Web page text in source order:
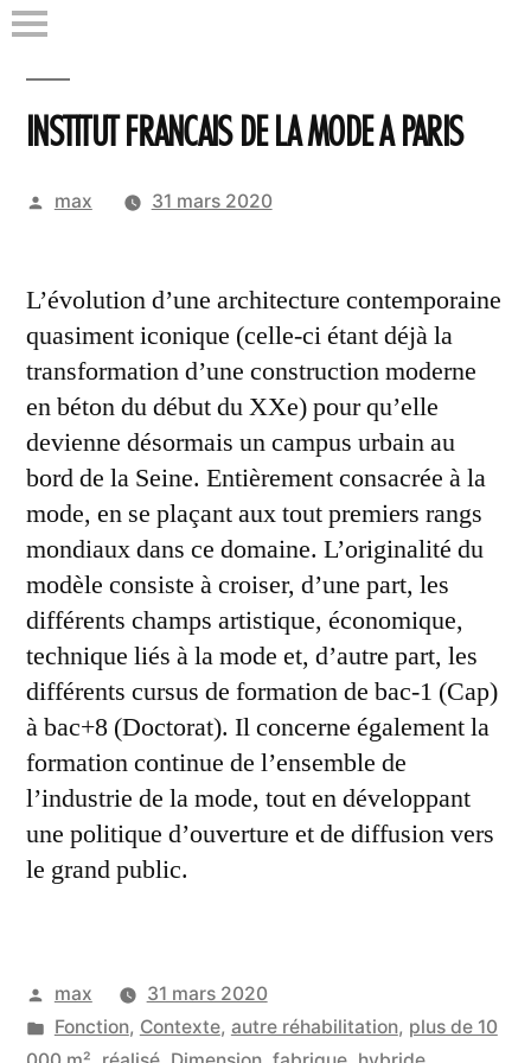
Aller
contenuINSTITUT FRANCAIS DE LA MODE A PARIS
Publié
max 31 mars 2020
L’évolution d’une architecture contemporaine
quasiment iconique (celle-ci étant déjà la
transformation d’une construction moderne
en béton du début du XXe) pour qu’elle
devienne désormais un campus urbain au
bord de la Seine. Entièrement consacrée à la
mode, en se plaçant aux tout premiers rangs
mondiaux dans ce domaine. L’originalité du
modèle consiste à croiser, d’une part, les
différents champs artistique, économique,
technique liés à la mode et, d’autre part, les
différents cursus de formation de bac-1 (Cap)
à bac+8 (Doctorat). Il concerne également la
formation continue de l’ensemble de
l’industrie de la mode, tout en développant
une politique d’ouverture et de diffusion vers
le grand public.
Publié
par
max
31 mars 2020
Publié
Fonction, Contexte, autre réhabilitation, plus de 10